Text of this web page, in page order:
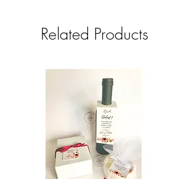
invitados.
blanco.
La cantidad mínima es de 24
El valor del envío se cotizará una vez
confirmado el pedido.
Los detalles en la invitación (flores, cintas)
pueden variar según la disponibilidad.
Se reemplazará por detalles similares
Related Products